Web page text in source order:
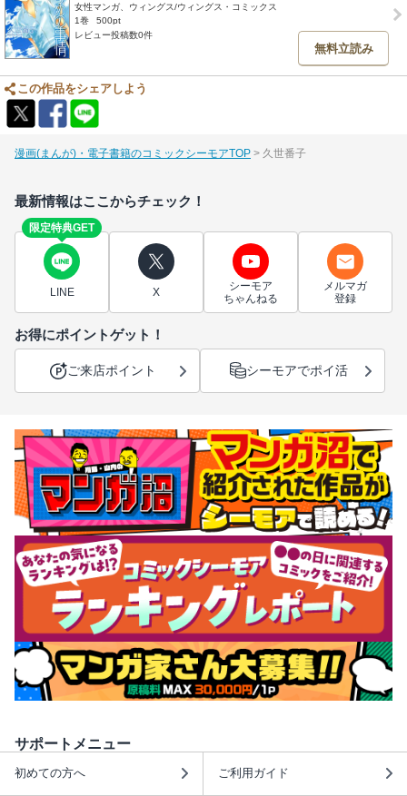
女性マンガ、ウィングス/ウィングス・コミックス
1巻
500pt
レビュー投稿数0件
無料立読み
この作品をシェアしよう
漫画(まんが)・電子書籍のコミックシーモアTOP 久世番子
最新情報はここからチェック！
限定特典GET
LINE X
シーモア
ちゃんねる
メルマガ
登録
お得にポイントゲット！
ご来店ポイント シーモアでポイ活
サポートメニュー
初めての方へ ご利用ガイド